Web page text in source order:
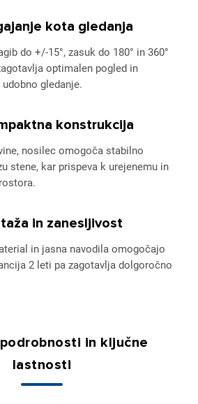
kota gledanja
do +/-15°, zasuk do 180° in 360°
optimalen pogled in
gledanje.
konstrukcija
nosilec omogoča stabilno
stene, kar prispeva k urejenemu in
in zanesljivost
in jasna navodila omogočajo
2 leti pa zagotavlja dolgoročno
in ključne
lastnosti